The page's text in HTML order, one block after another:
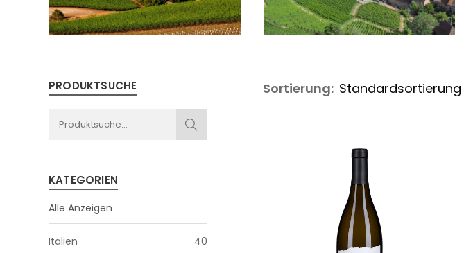
PRODUKTSUCHE
KATEGORIEN
Alle Anzeigen
Italien 40
Sortierung: